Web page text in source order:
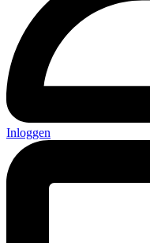
Inloggen